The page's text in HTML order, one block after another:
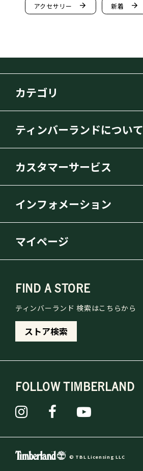
アクセサリー arrow_forward 新着 arrow_forward
カテゴリ
ティンバーランドについて
カスタマーサービス
インフォメーション
マイページ
FIND A STORE
ティンバーランド 検索はこちらから
ストア検索
FOLLOW TIMBERLAND
© TBL Licensing LLC